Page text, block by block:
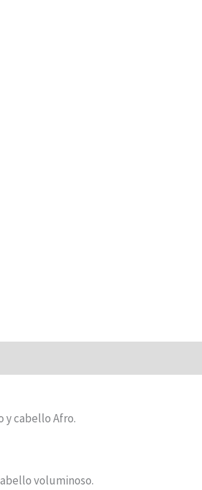
y cabello Afro.
voluminoso.